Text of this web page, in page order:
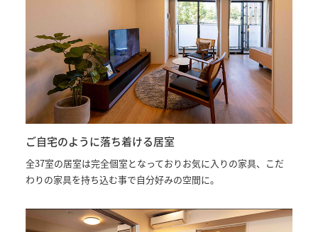
ご自宅のように落ち着ける居室
全37室の居室は完全個室となっておりお気に入りの家具、こだ
わりの家具を持ち込む事で自分好みの空間に。